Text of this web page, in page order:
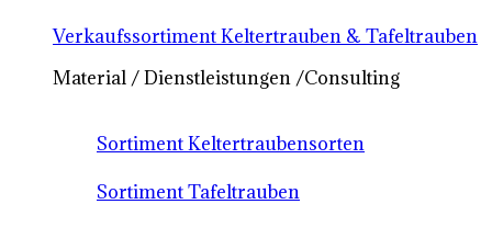
Verkaufssortiment Keltertrauben & Tafeltrauben
Material / Dienstleistungen /Consulting
Sortiment Keltertraubensorten
Sortiment Tafeltrauben